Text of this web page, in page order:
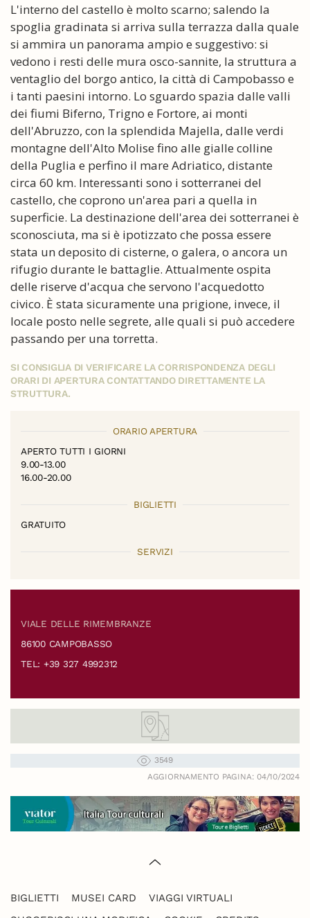
L'interno del castello è molto scarno; salendo la
spoglia gradinata si arriva sulla terrazza dalla quale
si ammira un panorama ampio e suggestivo: si
vedono i resti delle mura osco-sannite, la struttura a
ventaglio del borgo antico, la città di Campobasso e
i tanti paesini intorno. Lo sguardo spazia dalle valli
dei fiumi Biferno, Trigno e Fortore, ai monti
dell'Abruzzo, con la splendida Majella, dalle verdi
montagne dell'Alto Molise fino alle gialle colline
della Puglia e perfino il mare Adriatico, distante
circa 60 km. Interessanti sono i sotterranei del
castello, che coprono un'area pari a quella in
superficie. La destinazione dell'area dei sotterranei è
sconosciuta, ma si è ipotizzato che possa essere
stata un deposito di cisterne, o galera, o ancora un
rifugio durante le battaglie. Attualmente ospita
delle riserve d'acqua che servono l'acquedotto
civico. È stata sicuramente una prigione, invece, il
locale posto nelle segrete, alle quali si può accedere
passando per una torretta.
SI CONSIGLIA DI VERIFICARE LA CORRISPONDENZA DEGLI
ORARI DI APERTURA CONTATTANDO DIRETTAMENTE LA
STRUTTURA.
ORARIO APERTURA
APERTO TUTTI I GIORNI
9.00-13.00
16.00-20.00
BIGLIETTI
GRATUITO
SERVIZI
VIALE DELLE RIMEMBRANZE
86100 CAMPOBASSO
TEL: +39 327 4992312
3549
AGGIORNAMENTO PAGINA: 04/10/2024
BIGLIETTI MUSEI CARD
VIAGGI VIRTUALI